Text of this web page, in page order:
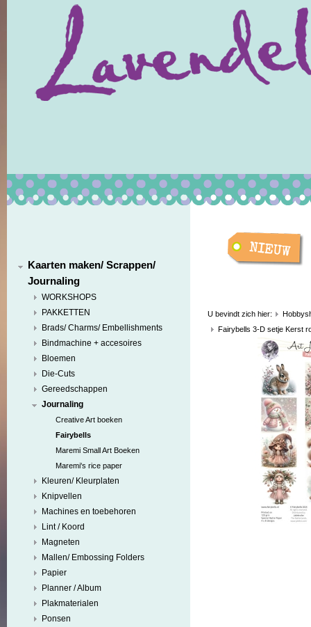
Kaarten maken/ Scrappen/
Journaling
WORKSHOPS
PAKKETTEN
Brads/ Charms/ Embellishments
Bindmachine + accesoires
Bloemen
Die-Cuts
Gereedschappen
Journaling
Creative Art boeken
Fairybells
Maremi Small Art Boeken
Maremi's rice paper
Kleuren/ Kleurplaten
Knipvellen
Machines en toebehoren
Lint / Koord
Magneten
Mallen/ Embossing Folders
Papier
Planner / Album
Plakmaterialen
Ponsen
U bevindt zich hier:
Fairybells 3-D setje Kerst